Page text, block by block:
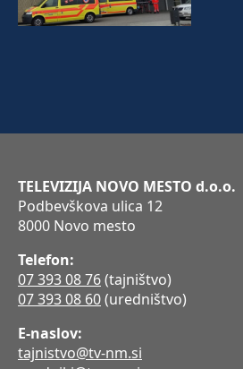
TELEVIZIJA NOVO MESTO d.o.o.
Podbevškova ulica 12
8000 Novo mesto
Telefon:
07 393 08 76(tajništvo)
07 393 08 60(uredništvo)
E-naslov:
tajnistvo@tv-nm.si